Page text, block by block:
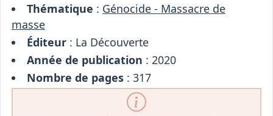
Thématique : Génocide - Massacre de
masse
Éditeur: La Découverte
Année de publication : 2020
Nombre de pages: 317